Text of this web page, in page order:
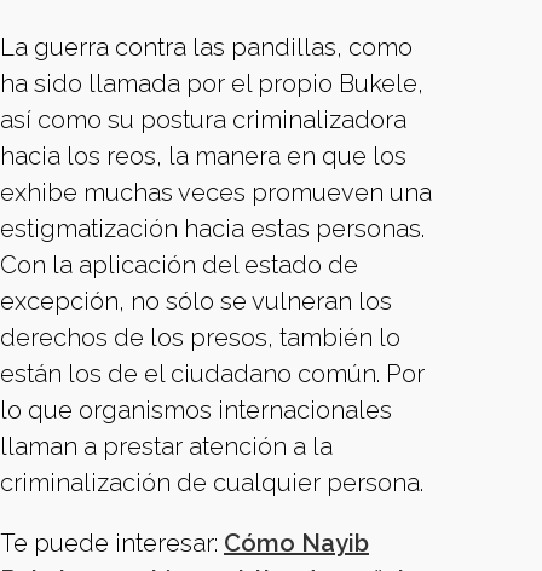
La guerra contra las pandillas, como
ha sido llamada por el propio Bukele,
así como su postura criminalizadora
hacia los reos, la manera en que los
exhibe muchas veces promueven una
estigmatización hacia estas personas.
Con la aplicación del estado de
excepción, no sólo se vulneran los
derechos de los presos, también lo
están los de el ciudadano común. Por
lo que organismos internacionales
llaman a prestar atención a la
criminalización de cualquier persona.
Te puede interesar: Cómo Nayib